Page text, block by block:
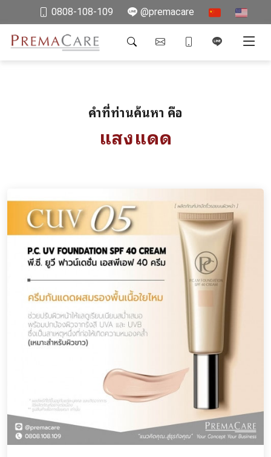
0808-108-109 @premacare
คำที่ท่านค้นหา คือ
แสงแดด